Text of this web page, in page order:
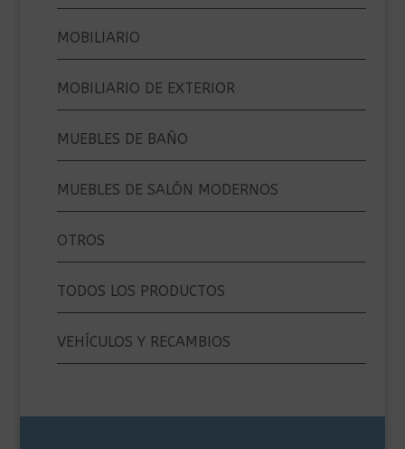
MOBILIARIO
MOBILIARIO DE EXTERIOR
MUEBLES DE BAÑO
MUEBLES DE SALÓN MODERNOS
OTROS
TODOS LOS PRODUCTOS
VEHÍCULOS Y RECAMBIOS